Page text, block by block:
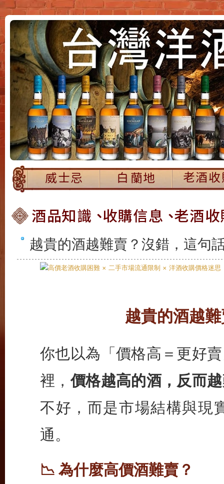
越貴的酒越難賣？沒錯，這句
越貴的酒越
你也以為「價格高＝更好
裡，價格越高的酒，反而
不好，而是市場結構與現
通。
📉 為什麼高價酒難賣？